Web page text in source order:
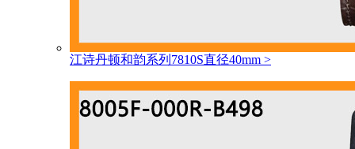
江诗丹顿和韵系列7810S直径40mm >